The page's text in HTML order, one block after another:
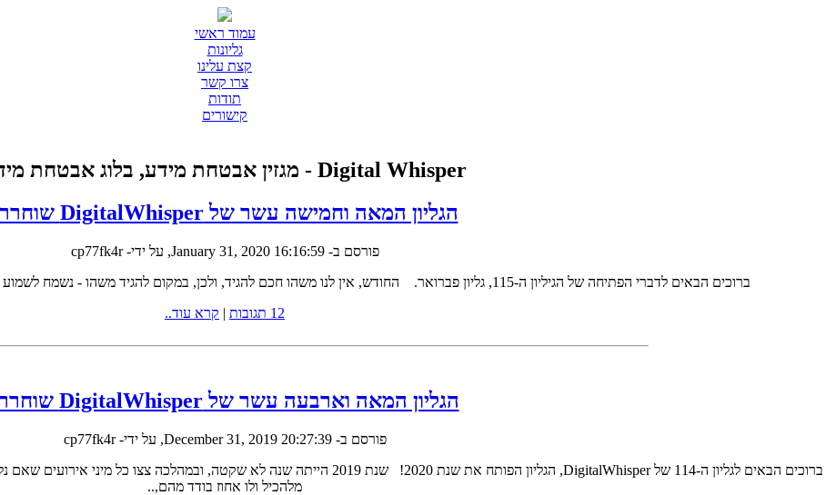
עמוד ראשי
גליונות
קצת עלינו
צרו קשר
תודות
קישורים
Digital Whisper - מגזין אבטחת מידע, בלוג אבטחת מידע
הגליון המאה וחמישה עשר של DigitalWhisper שוחרר!
פורסם ב-January 31, 2020 16:16:59, על ידי- cp77fk4r
ברוכים הבאים לדברי הפתיחה של הגיליון ה-115, גליון פברואר. החודש, אין לנו משהו חכם להגיד, ולכן, במקום להגיד משהו - נשמח לשמוע אתכם :) נשמח לשמוע מה הם מקורות המידע שלכם ב..
12 תגובות
| קרא עוד..
הגליון המאה וארבעה עשר של DigitalWhisper שוחרר!
פורסם ב-December 31, 2019 20:27:39, על ידי- cp77fk4r
מלהכיל ולו אחוז בודד מהם,..